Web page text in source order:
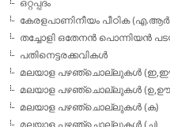
ഒറ്റപ്പദം
കേരളപാണിനീയം പീഠിക
തച്ചോളി ഒതേനൻ പൊന്നിയൻ
പതിനെട്ടരക്കവികള്‍
മലയാള പഴഞ്ചൊല്ലുകള്‍
മലയാള പഴഞ്ചൊല്ലുകള്‍
മലയാള പഴഞ്ചൊല്ലുകള്‍ (ക)
മലയാള പഴഞ്ചൊല്ലുകള്‍ (ച)